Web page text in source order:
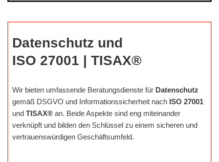
Datenschutz und
ISO 27001 | TISAX®
Wir bieten umfassende Beratungsdienste für Datenschutz
gemäß DSGVO und Informationssicherheit nach ISO 27001
und TISAX® an. Beide Aspekte sind eng miteinander
verknüpft und bilden den Schlüssel zu einem sicheren und
vertrauenswürdigen Geschäftsumfeld.